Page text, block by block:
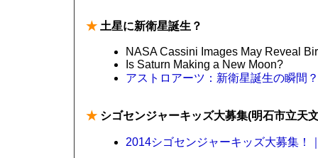
★ 土星に新衛星誕生？
NASA Cassini Images May Reveal
Is Saturn Making a New Moon?
アストロアーツ：新衛星誕生の瞬間
★ シゴセンジャーキッズ大募集(明石市立天
2014シゴセンジャーキッズ大募集！